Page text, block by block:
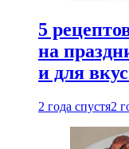
5
на
и для
2 года спустя2